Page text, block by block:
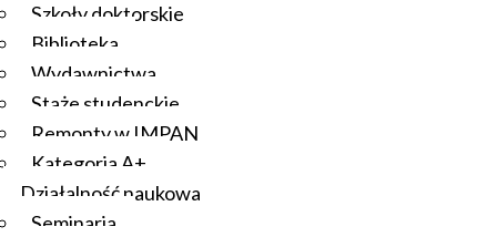
Szkoły doktorskie
Biblioteka
Wydawnictwa
Staże studenckie
Remonty w IMPAN
Kategoria A+
Działalność naukowa
Seminaria